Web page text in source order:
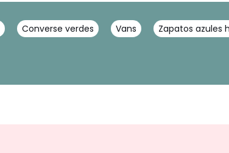
Converse verdes Vans Zapatos azules